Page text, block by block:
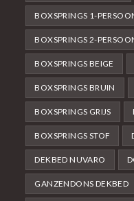
BOXSPRINGS 1-
BOXSPRINGS 2-
BOXSPRINGS BEIGE
BOXSPRINGS BRUIN
BOXSPRINGS GRIJS
BOXSPRINGS STOF
DEKBED NUVARO
GANZENDONS DEKBED